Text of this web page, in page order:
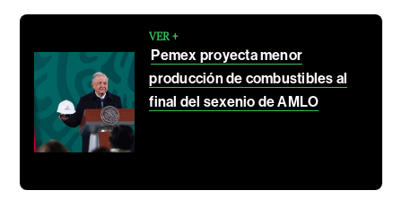
VER +
Pemex proyecta menor
producción de combustibles al
final del sexenio de AMLO